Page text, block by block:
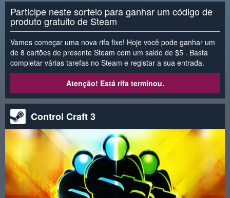
Participe neste sorteio para ganhar um código de
produto gratuito de Steam
Vamos começar uma nova rifa fixe! Hoje você pode ganhar um
de 8 cartões de presente Steam com um saldo de $5 . Basta
completar várias tarefas no Steam e registar a sua entrada.
Atenção! Está rifa terminou.
Control Craft 3